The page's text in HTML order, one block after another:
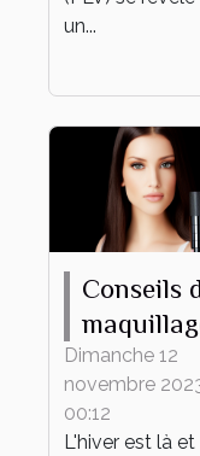
un...
Conseils
pour
votre
froid
Dimanche 12
novembre
00:12
L'hiver est là